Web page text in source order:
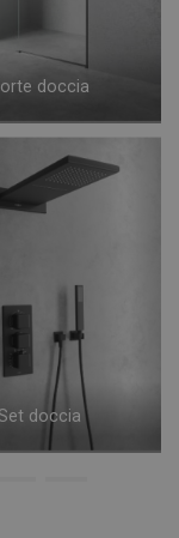
doccia
doccia